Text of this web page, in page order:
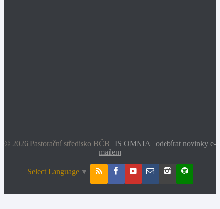
© 2026 Pastorační středisko BČB | IS OMNIA | odebírat novinky e-
mailem
Select Language ▼